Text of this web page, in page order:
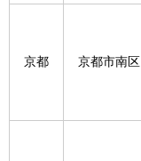
京都 京都市南区